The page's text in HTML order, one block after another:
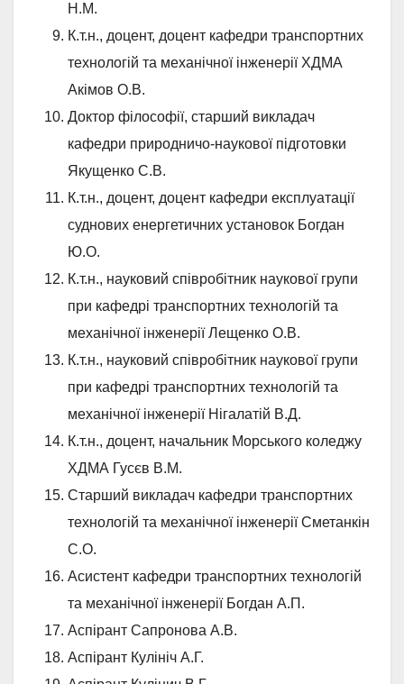
Н.М.
К.т.н., доцент, доцент кафедри транспортних
технологій та механічної інженерії ХДМА
Акімов О.В.
Доктор філософії, старший викладач
кафедри природничо-наукової підготовки
Якущенко С.В.
К.т.н., доцент, доцент кафедри експлуатації
суднових енергетичних установок Богдан
Ю.О.
К.т.н., науковий співробітник наукової групи
при кафедрі транспортних технологій та
механічної інженерії Лещенко О.В.
К.т.н., науковий співробітник наукової групи
при кафедрі транспортних технологій та
механічної інженерії Нігалатій В.Д.
К.т.н., доцент, начальник Морського коледжу
ХДМА Гусєв В.М.
Старший викладач кафедри транспортних
технологій та механічної інженерії Сметанкін
С.О.
Асистент кафедри транспортних технологій
та механічної інженерії Богдан А.П.
Аспірант Сапронова А.В.
Аспірант Кулініч А.Г.